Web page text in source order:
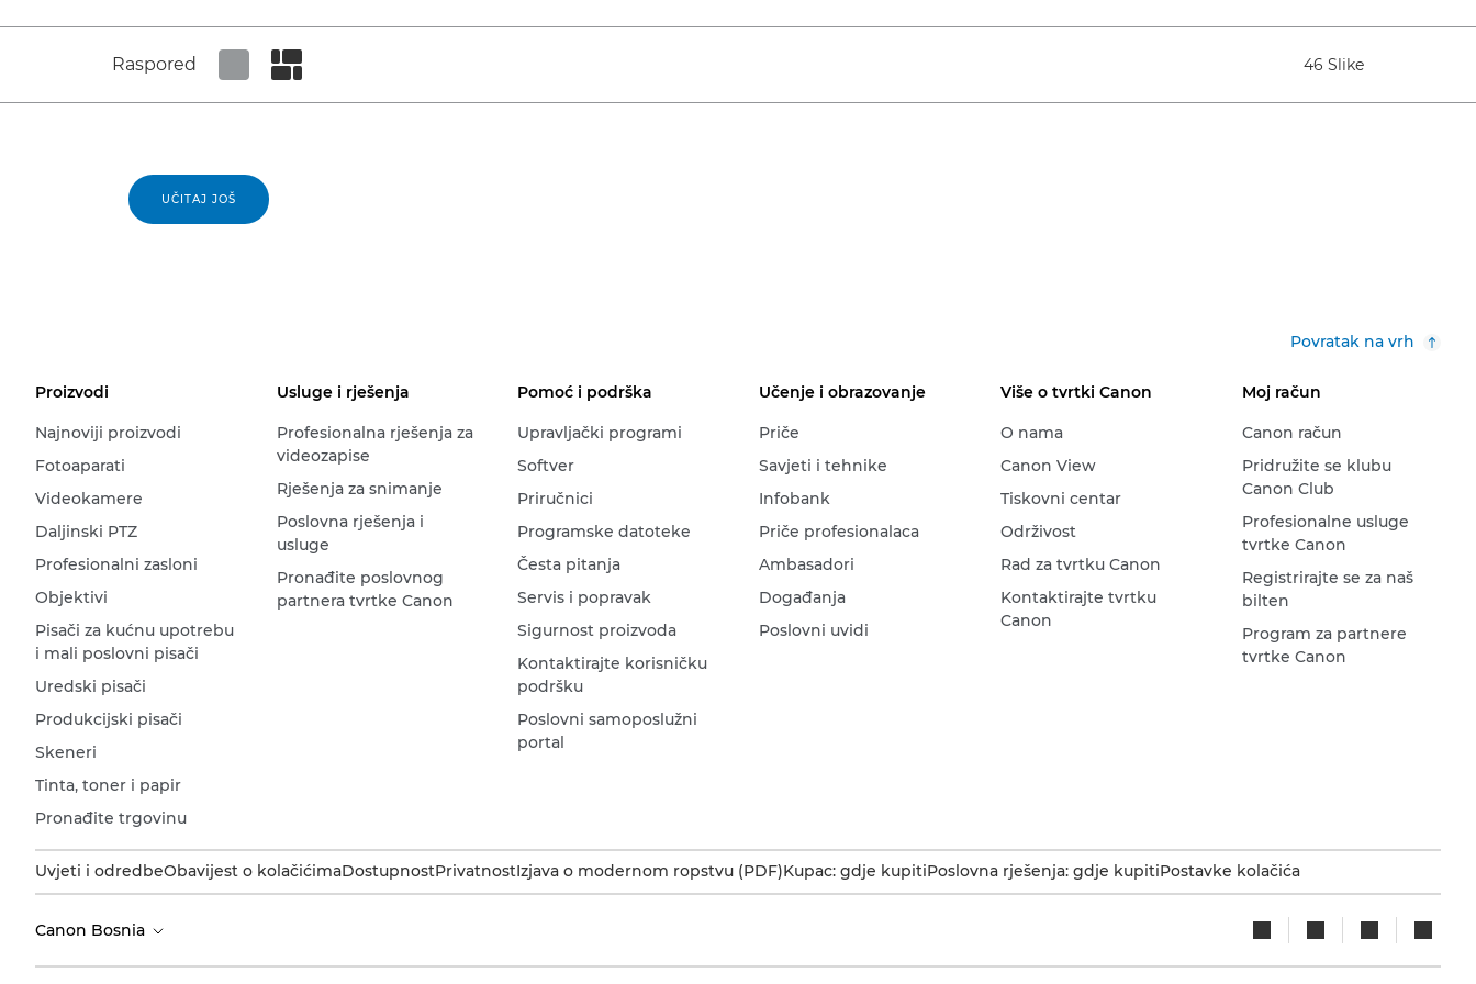
Raspored 46 Slike
UČITAJ JOŠ
Povratak na vrh
Proizvodi
Najnoviji proizvodi
Fotoaparati
Videokamere
Daljinski PTZ
Profesionalni zasloni
Objektivi
Pisači za kućnu upotrebu
i mali poslovni pisači
Uredski pisači
Produkcijski pisači
Skeneri
Tinta, toner i papir
Pronađite trgovinu
Usluge i rješenja
Profesionalna rješenja za
videozapise
Rješenja za snimanje
Poslovna rješenja i
usluge
Pronađite poslovnog
partnera tvrtke Canon
Pomoć i podrška
Upravljački programi
Softver
Priručnici
Programske datoteke
Česta pitanja
Servis i popravak
Sigurnost proizvoda
Kontaktirajte korisničku
podršku
Poslovni samoposlužni
portal
Učenje i obrazovanje
Priče
Savjeti i tehnike
Infobank
Priče profesionalaca
Ambasadori
Događanja
Poslovni uvidi
Više o tvrtki Canon
O nama
Canon View
Tiskovni centar
Održivost
Rad za tvrtku Canon
Kontaktirajte tvrtku
Canon
Moj račun
Canon račun
Pridružite se klubu
Canon Club
Profesionalne usluge
tvrtke Canon
Registrirajte se za naš
bilten
Program za partnere
tvrtke Canon
Uvjeti i odredbeObavijest o kolačićimaDostupnostPrivatnostIzjava o modernom ropstvu (PDF)Kupac: gdje kupitiPoslovna rješenja: gdje kupitiPostavke kolačića
Canon Bosnia